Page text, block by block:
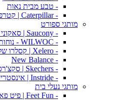
- טבע מבית נאות
- Caterpillar | קטרפילר
מותגי ספורט
- Saucony | סאקוני הליכה דינמית עם תמיכה נכונה
- WILWOC - נוחות שנשארת איתך כל היום
- Xelero | קסלרו שליטה ויציבות בכל צעד
- New Balance
- Skechers | סקצ'רס
- Instride | אינסטרייד
מותגי נעלי בית
- Feet Fun | פיט פאן